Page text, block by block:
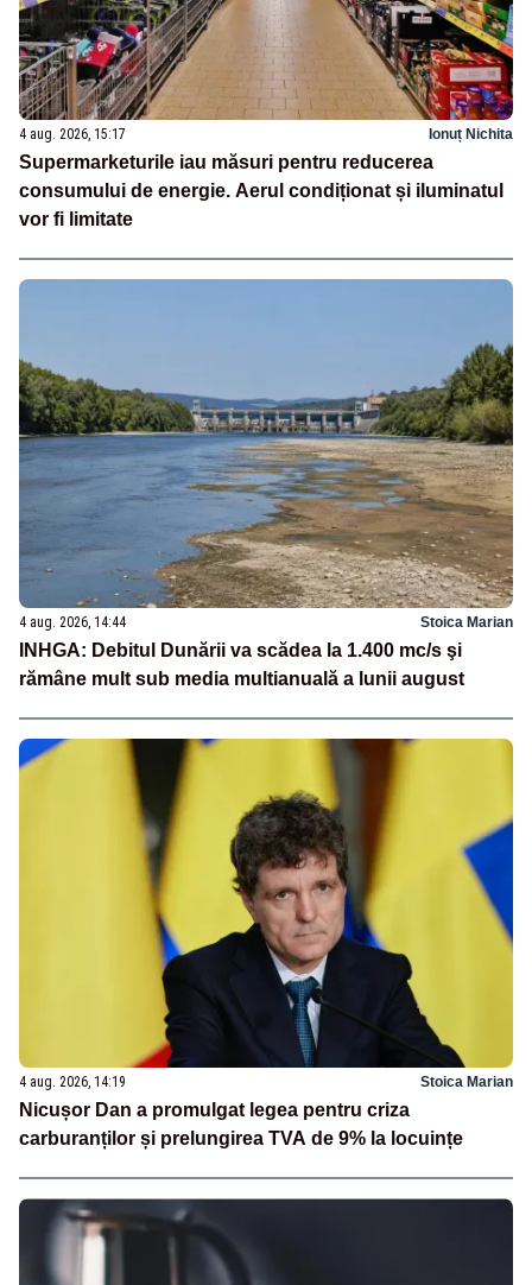
4 aug. 2026, 15:17 Ionuț Nichita
Supermarketurile iau măsuri pentru reducerea
consumului de energie. Aerul condiționat și iluminatul
vor fi limitate
4 aug. 2026, 14:44 Stoica Marian
INHGA: Debitul Dunării va scădea la 1.400 mc/s şi
rămâne mult sub media multianuală a lunii august
4 aug. 2026, 14:19 Stoica Marian
Nicușor Dan a promulgat legea pentru criza
carburanților și prelungirea TVA de 9% la locuințe